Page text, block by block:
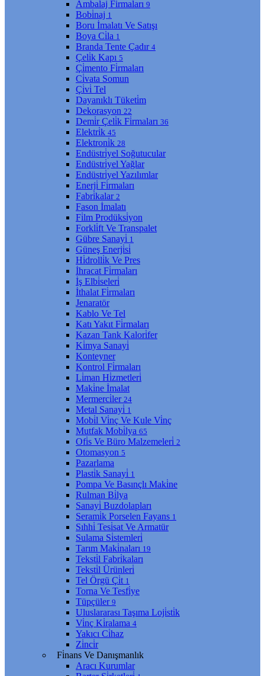
Ambalaj Fi̇rmaları 9
Bobi̇naj 1
Boru İmalatı Ve Satışı
Boya Ci̇la 1
Branda Tente Çadır 4
Çeli̇k Kapı 5
Çi̇mento Fi̇rmaları
Ci̇vata Somun
Çi̇vi̇ Tel
Dayanıklı Tüketi̇m
Dekorasyon 22
Demi̇r Çeli̇k Fi̇rmaları 36
Elektri̇k 45
Elektroni̇k 28
Endüstri̇yel Soğutucular
Endüstri̇yel Yağlar
Endüstri̇yel Yazılımlar
Enerji̇ Fi̇rmaları
Fabri̇kalar 2
Fason İmalatı
Fi̇lm Prodüksi̇yon
Forkli̇ft Ve Transpalet
Gübre Sanayi̇ 1
Güneş Enerji̇si̇
Hi̇drolli̇k Ve Pres
İhracat Fi̇rmaları
İş Elbi̇seleri̇
İthalat Fi̇rmaları
Jenaratör
Kablo Ve Tel
Katı Yakıt Fi̇rmaları
Kazan Tank Kalori̇fer
Ki̇mya Sanayi̇
Konteyner
Kontrol Fi̇rmaları
Li̇man Hi̇zmetleri̇
Maki̇ne İmalat
Mermerci̇ler 24
Metal Sanayi̇ 1
Mobi̇l Vi̇nç Ve Kule Vi̇nç
Mutfak Mobi̇lya 65
Ofi̇s Ve Büro Malzemeleri̇ 2
Otomasyon 5
Pazarlama
Plasti̇k Sanayi̇ 1
Pompa Ve Basınçlı Maki̇ne
Rulman Bi̇lya
Sanayi̇ Buzdolapları
Serami̇k Porselen Fayans 1
Sıhhi̇ Tesi̇sat Ve Armatür
Sulama Si̇stemleri̇
Tarım Maki̇naları 19
Teksti̇l Fabri̇kaları
Teksti̇l Ürünleri̇
Tel Örgü Çi̇t 1
Torna Ve Tesfi̇ye
Tüpçüler 9
Uluslararası Taşıma Loji̇sti̇k
Vi̇nç Ki̇ralama 4
Yakıcı Ci̇haz
Zi̇nci̇r
Fi̇nans Ve Danışmanlık
Aracı Kurumlar